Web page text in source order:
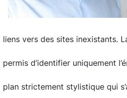
liens vers des sites inexistants.
permis d’identifier uniquement
plan strictement stylistique qui